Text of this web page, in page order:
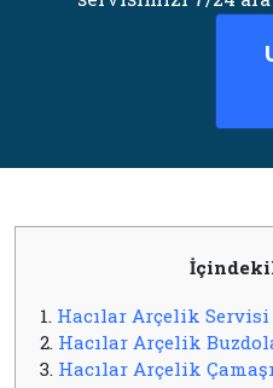
1. Hacılar Arçelik Servisi
2. Hacılar Arçelik
3. Hacılar Arçelik